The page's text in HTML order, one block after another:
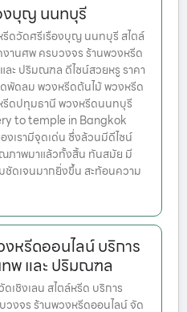
งบุญ นนทบุรี
ดวัดศรีเรืองบุญ นนทบุรี สไตล์
านศพ ครบวงจร ร้านพวงหรีด
ะ ปริมณฑล ดีไซน์สวยหรู ราคา
พัดลม พวงหรีดต้นไม้ พวงหรีด
รีดปทุมธานี พวงหรีดนนทบุรี
to temple in Bangkok
งเรามีจุดเด่น ซึ่งล้วนมีดีไซน์
ภาพมาแล้วทั้งสิ้น ทันสมัย มี
ดเจนมากยิ่งขึ้น สะท้อนความ
หรีดออนไลน์ บริการ
พ และ ปริมณฑล
ชิงเลน สไตล์หรีด บริการ
งจร ร้านพวงหรีดออนไลน์ จัด